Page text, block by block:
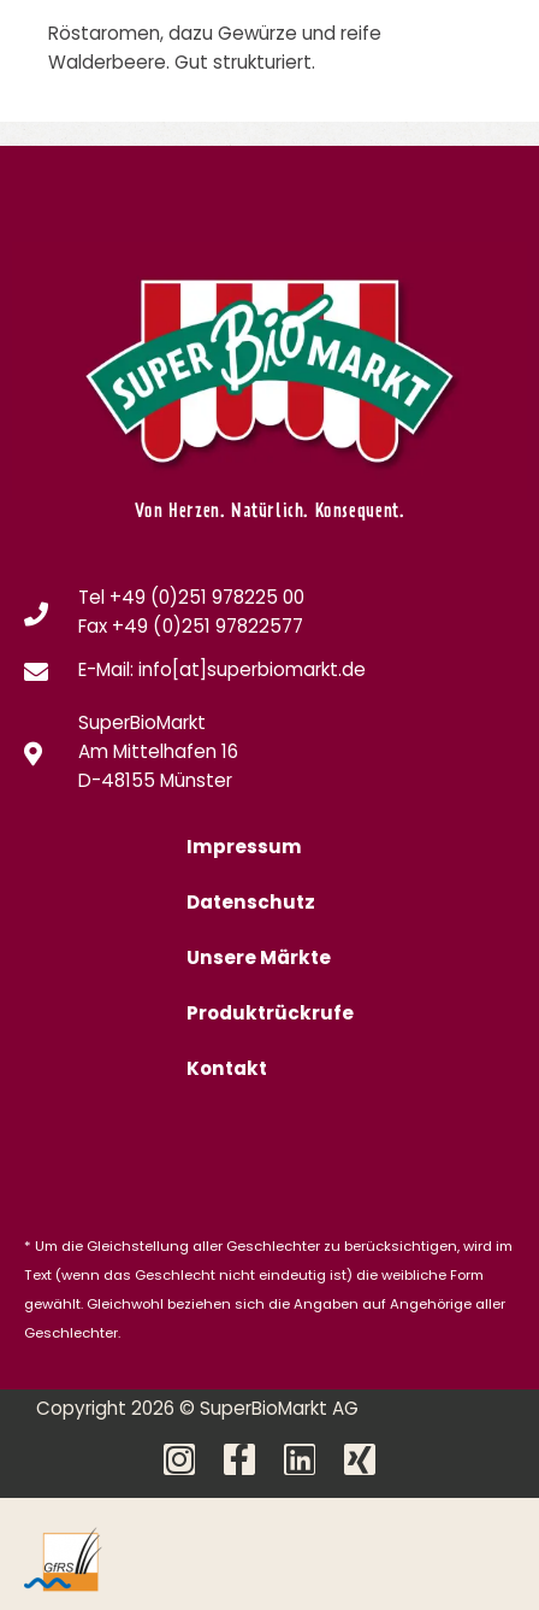
Röstaromen, dazu Gewürze und reife
Walderbeere. Gut strukturiert.
Von Herzen. Natürlich. Konsequent.
Tel +49 (0)251 978225 00
Fax +49 (0)251 97822577
E-Mail: info[at]superbiomarkt.de
SuperBioMarkt
Am Mittelhafen 16
D-48155 Münster
Impressum
Datenschutz
Unsere Märkte
Produktrückrufe
Kontakt
* Um die Gleichstellung aller Geschlechter zu berücksichtigen, wird im
Text (wenn das Geschlecht nicht eindeutig ist) die weibliche Form
gewählt. Gleichwohl beziehen sich die Angaben auf Angehörige aller
Geschlechter.
Copyright 2026 © SuperBioMarkt AG